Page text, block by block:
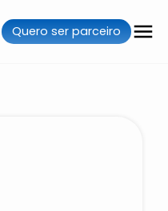
Quero ser parceiro